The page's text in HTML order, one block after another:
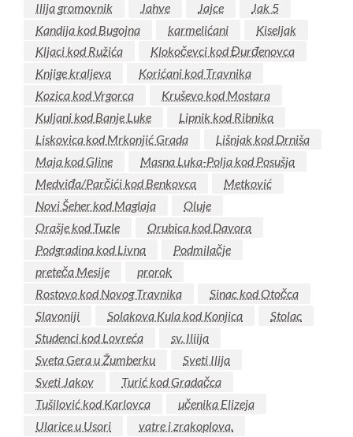
Ilija gromovnik Jahve Jajce
Jak 5
Kandija kod Bugojna
karmelićani
Kiseljak
Kljaci kod Ružića
Klokočevci kod Đurđenovca
Knjige kraljeva
Korićani kod Travnika
Kozica kod Vrgorca
Kruševo kod Mostara
Kuljani kod Banje Luke
Lipnik kod Ribnika
Liskovica kod Mrkonjić Grada
Lišnjak kod Drniša
Maja kod Gline
Masna Luka-Polja kod Posušja
Medviđa/Parčići kod Benkovca
Metković
Novi Šeher kod Maglaja
Oluje
Orašje kod Tuzle
Orubica kod Davora
Podgradina kod Livna
Podmilačje
preteča Mesije
prorok
Rostovo kod Novog Travnika
Sinac kod Otočca
Slavoniji
Solakova Kula kod Konjica
Stolac
Studenci kod Lovreća
sv. Iliija
Sveta Gera u Žumberku
Sveti Ilija
Sveti Jakov
Turić kod Gradačca
Tušilović kod Karlovca
učenika Elizeja
Ularice u Usori
vatre i zrakoplova.